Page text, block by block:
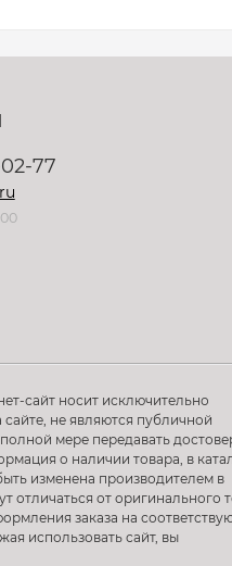
77
сайт носит исключительно
не являются публичной
мере передавать
о наличии товара, в
изменена производителем в
отличаться от оригинального
заказа на
использовать сайт, вы